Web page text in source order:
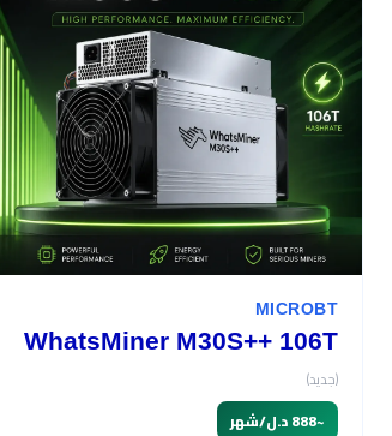
MICROBT
WhatsMiner M30S++ 106T
(جديد)
~888 د.ل/شهر